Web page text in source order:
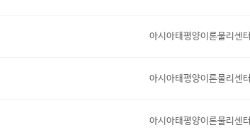
아시아태평양이론물리센터
아시아태평양이론물리센터
아시아태평양이론물리센터